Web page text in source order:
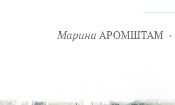
Марина АРОМШТАМ